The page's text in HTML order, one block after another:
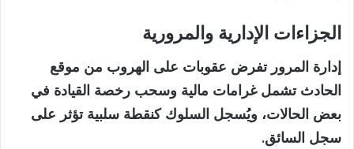
الجزاءات الإدارية والمرورية
إدارة المرور تفرض عقوبات على الهروب من موقع
الحادث تشمل غرامات مالية وسحب رخصة القيادة في
بعض الحالات، ويُسجل السلوك كنقطة سلبية تؤثر على
سجل السائق.